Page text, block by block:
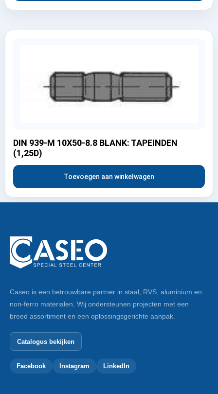
DIN 939-M 10X50-8.8 BLANK: TAPEINDEN
(1,25D)
Toevoegen aan winkelwagen
Caseo is een betrouwbare partner in staal, RVS, aluminium en
non-ferro materialen. Wij ondersteunen projecten met een
breed assortiment en een oplossingsgerichte aanpak.
Catalogus bekijken
Facebook Instagram LinkedIn